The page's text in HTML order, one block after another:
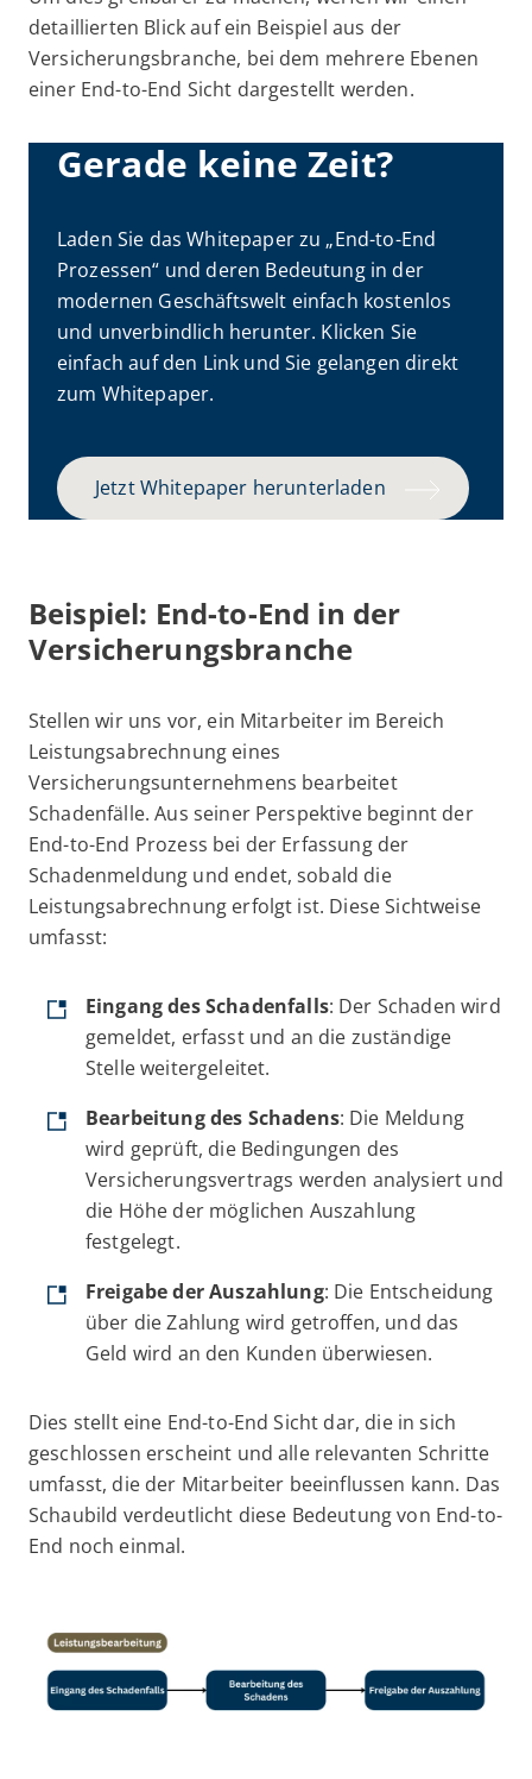
detaillierten Blick auf ein Beispiel aus der
Versicherungsbranche, bei dem mehrere Ebenen
einer End-to-End Sicht dargestellt werden.
Gerade keine Zeit?
Laden Sie das Whitepaper zu „End-to-End
Prozessen“ und deren Bedeutung in der
modernen Geschäftswelt einfach kostenlos
und unverbindlich herunter. Klicken Sie
einfach auf den Link und Sie gelangen direkt
zum Whitepaper.
Jetzt Whitepaper herunterladen
Beispiel: End-to-End in der
Versicherungsbranche
Stellen wir uns vor, ein Mitarbeiter im Bereich
Leistungsabrechnung eines
Versicherungsunternehmens bearbeitet
Schadenfälle. Aus seiner Perspektive beginnt der
End-to-End Prozess bei der Erfassung der
Schadenmeldung und endet, sobald die
Leistungsabrechnung erfolgt ist. Diese Sichtweise
umfasst:
Eingang des Schadenfalls: Der Schaden wird
gemeldet, erfasst und an die zuständige
Stelle weitergeleitet.
Bearbeitung des Schadens: Die Meldung
wird geprüft, die Bedingungen des
Versicherungsvertrags werden analysiert und
die Höhe der möglichen Auszahlung
festgelegt.
Freigabe der Auszahlung: Die Entscheidung
über die Zahlung wird getroffen, und das
Geld wird an den Kunden überwiesen.
Dies stellt eine End-to-End Sicht dar, die in sich
geschlossen erscheint und alle relevanten Schritte
umfasst, die der Mitarbeiter beeinflussen kann. Das
Schaubild verdeutlicht diese Bedeutung von End-to-
End noch einmal.